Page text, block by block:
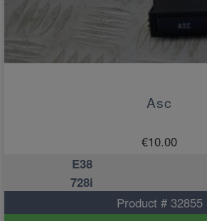
Asc
€10.00
E38
728i
Product # 32855